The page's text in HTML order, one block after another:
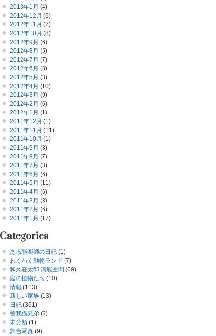
2013年1月 (4)
2012年12月 (6)
2012年11月 (7)
2012年10月 (8)
2012年9月 (6)
2012年8月 (5)
2012年7月 (7)
2012年6月 (8)
2012年5月 (3)
2012年4月 (10)
2012年3月 (9)
2012年2月 (6)
2012年1月 (1)
2011年12月 (1)
2011年11月 (11)
2011年10月 (1)
2011年9月 (8)
2011年8月 (7)
2011年7月 (3)
2011年6月 (6)
2011年5月 (11)
2011年4月 (6)
2011年3月 (3)
2011年2月 (6)
2011年1月 (17)
Categories
ある能楽師の日記 (1)
わくわく動物ランド (7)
和久荘太郎 演能空間 (69)
庭の植物たち (10)
情報 (113)
新しい家族 (13)
日記 (361)
曽我猫兄弟 (6)
未分類 (1)
舞台写真 (9)